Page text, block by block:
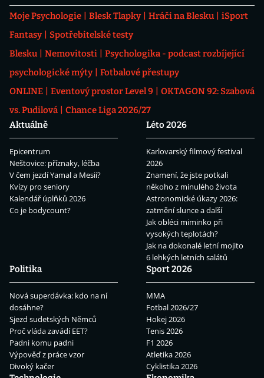
Moje Psychologie Blesk Tlapky Hráči na Blesku
iSport
Fantasy
Spotřebitelské testy
Blesku
Nemovitosti
Psychologika - podcast rozbíjející
psychologické mýty
Fotbalové přestupy
ONLINE
Eventový prostor Level 9
OKTAGON 92: Szabová
vs. Pudilová
Chance Liga 2026/27
Aktuálně
Epicentrum
Neštovice: příznaky, léčba
V čem jezdí Yamal a Mesii?
Kvízy pro seniory
Kalendář úplňků 2026
Co je bodycount?
Léto 2026
Karlovarský filmový festival
2026
Znamení, že jste potkali
někoho z minulého života
Astronomické úkazy 2026:
zatmění slunce a další
Jak obléci miminko při
vysokých teplotách?
Jak na dokonalé letní mojito
6 lehkých letních salátů
Politika
Nová superdávka: kdo na ní
dosáhne?
Sjezd sudetských Němců
Proč vláda zavádí EET?
Padni komu padni
Výpověď z práce vzor
Divoký kačer
Sport 2026
MMA
Fotbal 2026/27
Hokej 2026
Tenis 2026
F1 2026
Atletika 2026
Cyklistika 2026